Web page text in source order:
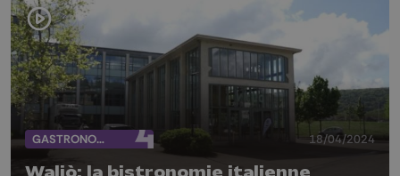
GASTRONOMIE 18/04/2024